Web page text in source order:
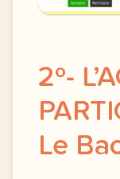
2º-
Le